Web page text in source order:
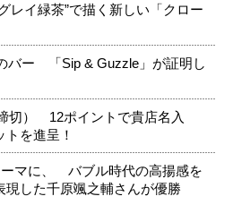
レイ緑茶”で描く新しい「クロー
バー 「Sip & Guzzle」が証明し
切） 12ポイントで貴店名入
を進呈！
マに、 バブル時代の高揚感を
した千原颯之輔さんが優勝